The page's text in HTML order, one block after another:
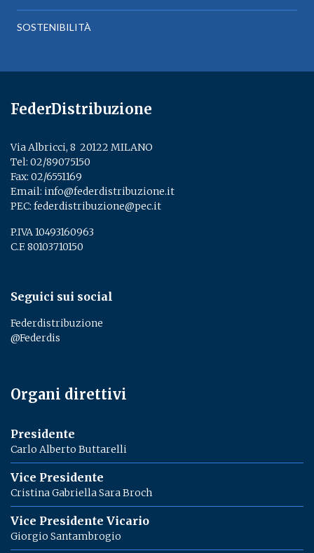
SOSTENIBILITÀ
FederDistribuzione
Via Albricci, 8 ­ 20122 MILANO
Tel: 02/89075150
Fax: 02/6551169
Email: info@federdistribuzione.it
PEC: federdistribuzione@pec.it
P.IVA 10493160963
C.F. 80103710150
Seguici sui social
Federdistribuzione
@Federdis
Organi direttivi
Presidente
Carlo Alberto Buttarelli
Vice Presidente
Cristina Gabriella Sara Broch
Vice Presidente Vicario
Giorgio Santambrogio